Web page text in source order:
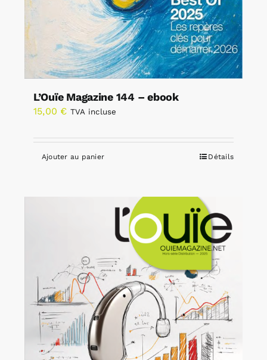
L’Ouïe Magazine 144 – ebook
15,00 € TVA incluse
Ajouter au panier Détails